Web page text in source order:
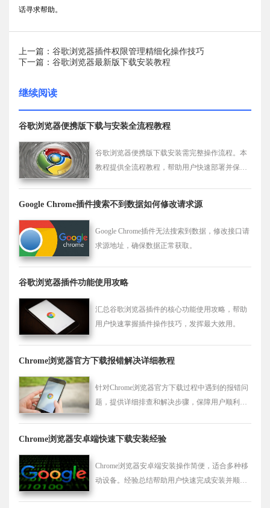
话寻求帮助。
上一篇：谷歌浏览器插件权限管理精细化操作技巧
下一篇：谷歌浏览器最新版下载安装教程
继续阅读
谷歌浏览器便携版下载与安装全流程教程
谷歌浏览器便携版下载安装需完整操作流程。本
教程提供全流程教程，帮助用户快速部署并保证
Google Chrome插件搜索不到数据如何修改请求源
Google Chrome插件无法搜索到数据，修改接口请
求源地址，确保数据正常获取。
谷歌浏览器插件功能使用攻略
汇总谷歌浏览器插件的核心功能使用攻略，帮助
用户快速掌握插件操作技巧，发挥最大效用。
Chrome浏览器官方下载报错解决详细教程
针对Chrome浏览器官方下载过程中遇到的报错问
题，提供详细排查和解决步骤，保障用户顺利完
Chrome浏览器安卓端快速下载安装经验
Chrome浏览器安卓端安装操作简便，适合多种移
动设备。经验总结帮助用户快速完成安装并顺畅